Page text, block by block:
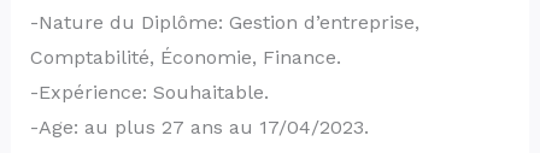
-Nature du Diplôme: Gestion d’entreprise,
Comptabilité, Économie, Finance.
-Expérience: Souhaitable.
-Age: au plus 27 ans au 17/04/2023.